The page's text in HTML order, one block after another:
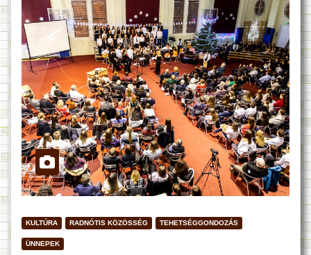
KULTÚRA RADNÓTIS KÖZÖSSÉG TEHETSÉGGONDOZÁS
ÜNNEPEK